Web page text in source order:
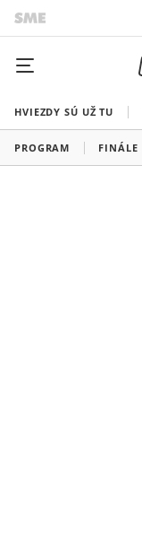
HVIEZDY SÚ UŽ TU
PROGRAM FINÁLE